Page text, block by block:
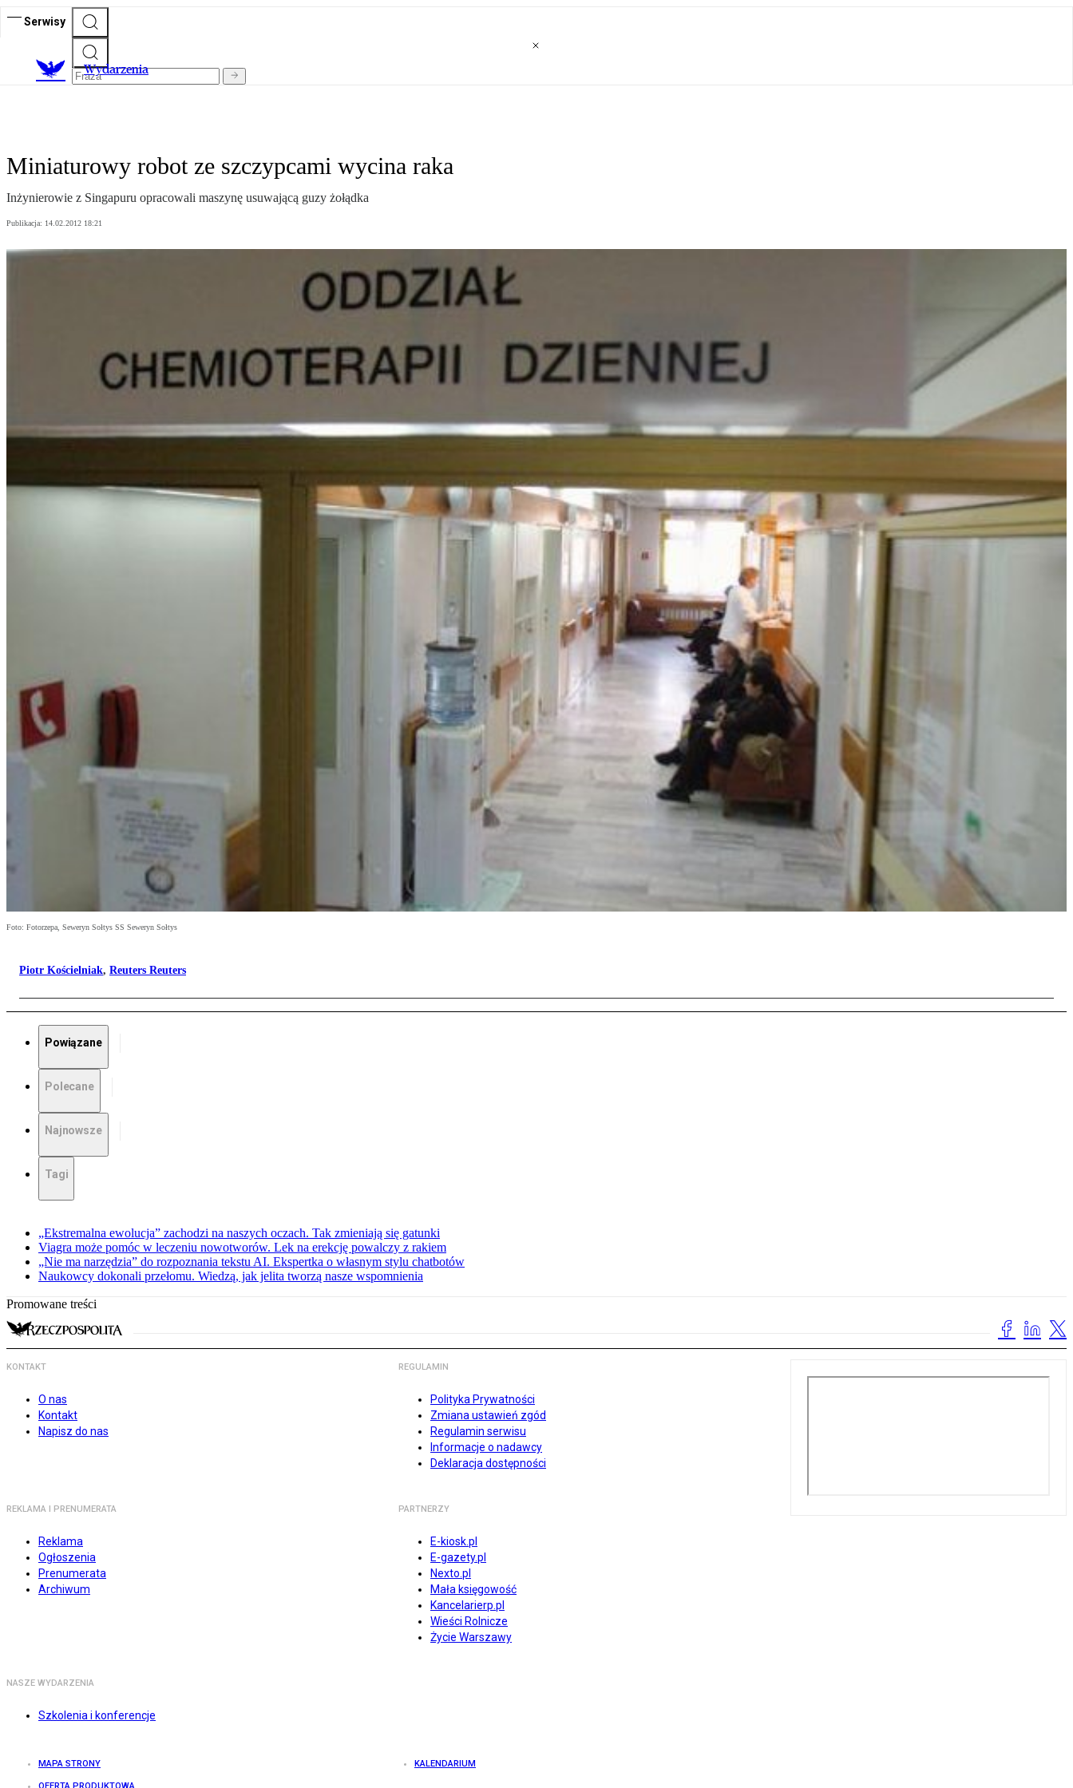
Serwisy
Wydarzenia
Miniaturowy robot ze szczypcami wycina raka
Inżynierowie z Singapuru opracowali maszynę usuwającą guzy żołądka
Publikacja: 14.02.2012 18:21
Foto: Fotorzepa, Seweryn Sołtys SS Seweryn Sołtys
Piotr Kościelniak, Reuters Reuters
Powiązane
Polecane
Najnowsze
Tagi
„Ekstremalna ewolucja” zachodzi na naszych oczach. Tak zmieniają się gatunki
Viagra może pomóc w leczeniu nowotworów. Lek na erekcję powalczy z rakiem
„Nie ma narzędzia” do rozpoznania tekstu AI. Ekspertka o własnym stylu chatbotów
Naukowcy dokonali przełomu. Wiedzą, jak jelita tworzą nasze wspomnienia
Promowane treści
KONTAKT
O nas
Kontakt
Napisz do nas
REGULAMIN
Polityka Prywatności
Zmiana ustawień zgód
Regulamin serwisu
Informacje o nadawcy
Deklaracja dostępności
REKLAMA I PRENUMERATA
Reklama
Ogłoszenia
Prenumerata
Archiwum
PARTNERZY
E-kiosk.pl
E-gazety.pl
Nexto.pl
Mała księgowość
Kancelarierp.pl
Wieści Rolnicze
Życie Warszawy
NASZE WYDARZENIA
Szkolenia i konferencje
MAPA STRONY KALENDARIUM